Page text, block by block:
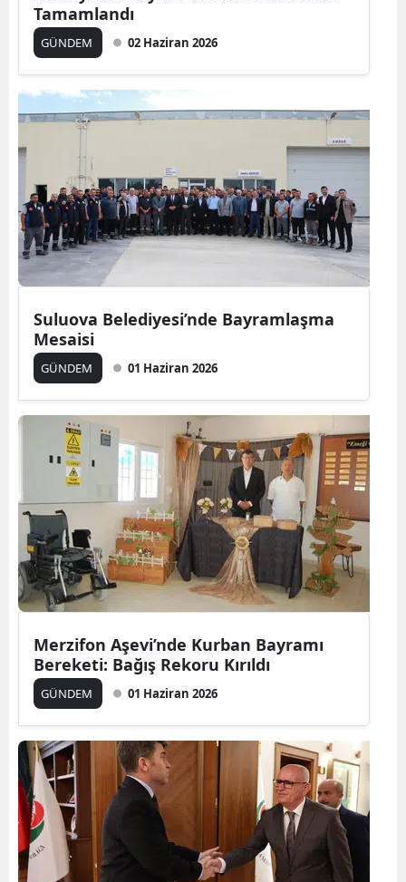
Tamamlandı
GÜNDEM 02 Haziran 2026
Suluova Belediyesi’nde Bayramlaşma
Mesaisi
GÜNDEM 01 Haziran 2026
Merzifon Aşevi’nde Kurban Bayramı
Bereketi: Bağış Rekoru Kırıldı
GÜNDEM 01 Haziran 2026